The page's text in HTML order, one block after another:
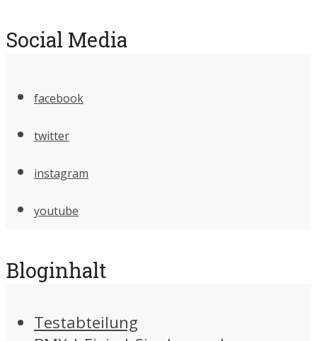
Social Media
facebook
twitter
instagram
youtube
Bloginhalt
Testabteilung